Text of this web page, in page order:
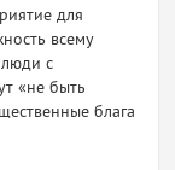
для
всему
с
«не быть
блага